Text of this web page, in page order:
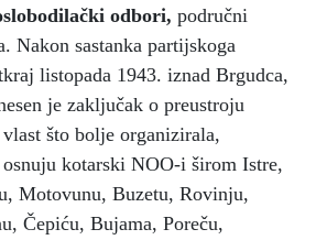
odbori, područni
Nakon sastanka partijskoga
listopada 1943. iznad Brgudca,
je zaključak o preustroju
što bolje organizirala,
kotarski NOO-i širom Istre,
Motovunu, Buzetu, Rovinju,
Čepiću, Bujama, Poreču,